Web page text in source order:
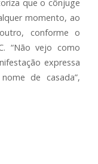
que o cônjuge
momento, ao
conforme o
“Não vejo como
expressa
de casada”,